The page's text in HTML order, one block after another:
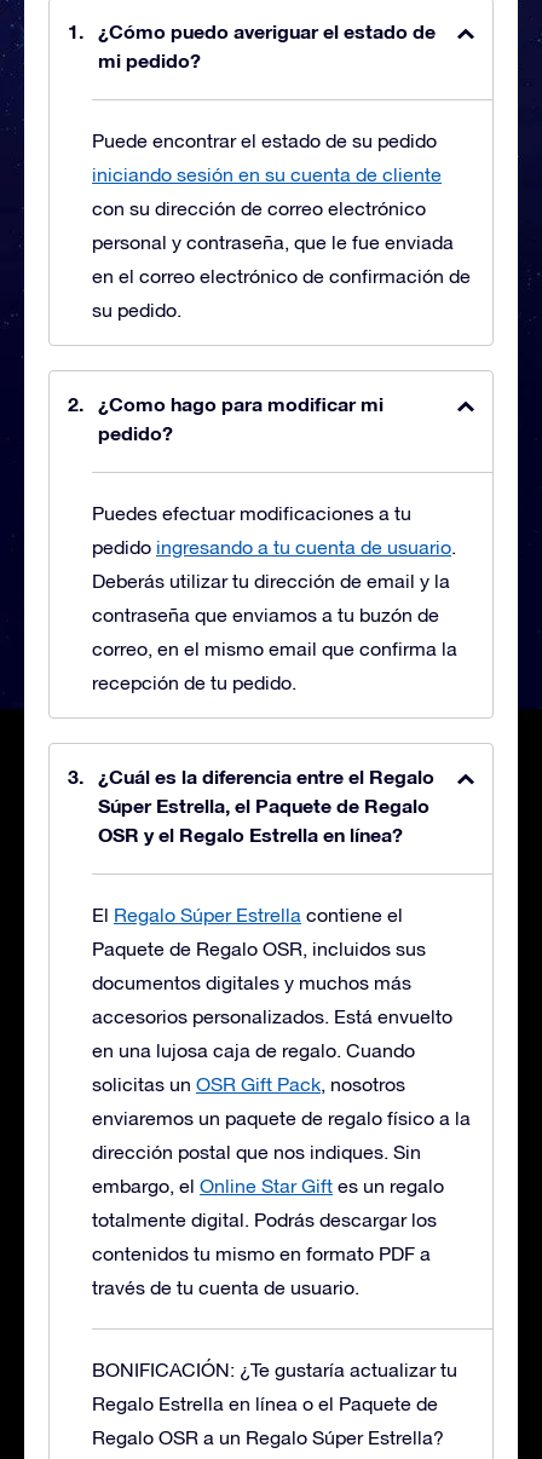
¿Cómo puedo averiguar el estado de
mi pedido?
Puede encontrar el estado de su pedido
iniciando sesión en su cuenta de cliente
con su dirección de correo electrónico
personal y contraseña, que le fue enviada
en el correo electrónico de confirmación de
su pedido.
¿Como hago para modificar mi
pedido?
Puedes efectuar modificaciones a tu
pedido ingresando a tu cuenta de usuario.
Deberás utilizar tu dirección de email y la
contraseña que enviamos a tu buzón de
correo, en el mismo email que confirma la
recepción de tu pedido.
¿Cuál es la diferencia entre el Regalo
Súper Estrella, el Paquete de Regalo
OSR y el Regalo Estrella en línea?
El Regalo Súper Estrella contiene el
Paquete de Regalo OSR, incluidos sus
documentos digitales y muchos más
accesorios personalizados. Está envuelto
en una lujosa caja de regalo. Cuando
solicitas un OSR Gift Pack, nosotros
enviaremos un paquete de regalo físico a la
dirección postal que nos indiques. Sin
embargo, el Online Star Gift es un regalo
totalmente digital. Podrás descargar los
contenidos tu mismo en formato PDF a
través de tu cuenta de usuario.
BONIFICACIÓN: ¿Te gustaría actualizar tu
Regalo Estrella en línea o el Paquete de
Regalo OSR a un Regalo Súper Estrella?